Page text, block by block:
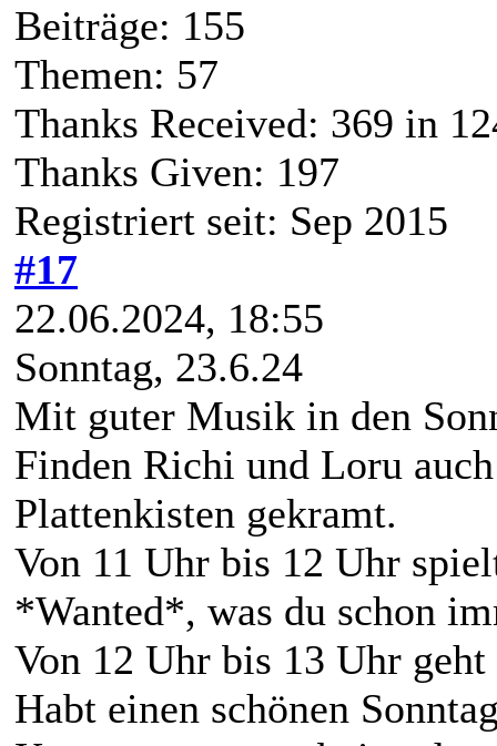
Beiträge: 155
Themen: 57
Thanks Received: 369 in
Thanks Given: 197
Registriert seit: Sep 2015
#17
22.06.2024, 18:55
Sonntag, 23.6.24
Mit guter Musik in den
Finden Richi und Loru
Plattenkisten gekramt.
Von 11 Uhr bis 12 Uhr
*Wanted*, was du schon
Von 12 Uhr bis 13 Uhr
Habt einen schönen